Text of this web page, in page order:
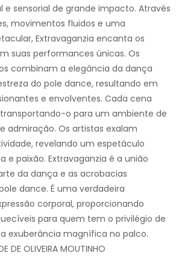
e sensorial de grande impacto. Através
movimentos fluidos e uma
Extravaganzia encanta os
suas performances únicas. Os
combinam a elegância da dança
do pole dance, resultando em
e envolventes. Cada cena
o para um ambiente de
admiração. Os artistas exalam
revelando um espetáculo
e paixão. Extravaganzia é a união
da dança e as acrobacias
dance. É uma verdadeira
corporal, proporcionando
para quem tem o privilégio de
exuberância magnífica no palco.
DE OLIVEIRA MOUTINHO